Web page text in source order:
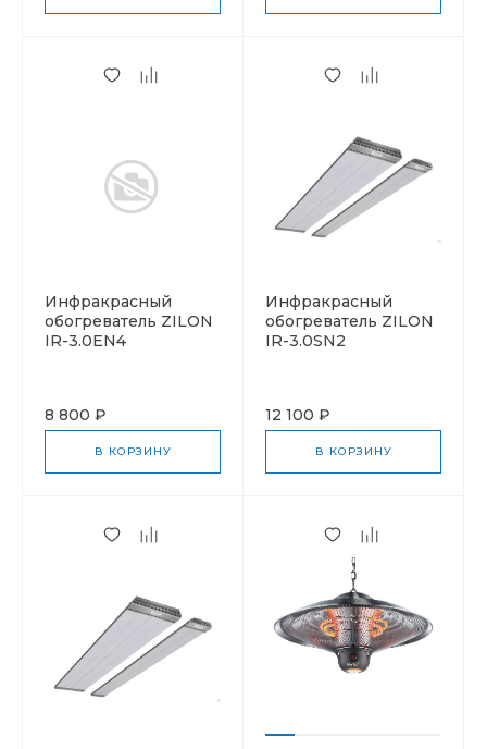
Инфракрасный
обогреватель ZILON
IR-3.0EN4
8 800 ₽
В КОРЗИНУ
Инфракрасный
обогреватель ZILON
IR-3.0SN2
12 100 ₽
В КОРЗИНУ